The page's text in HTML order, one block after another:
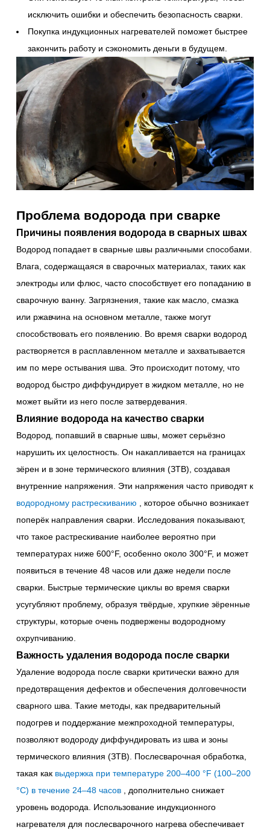
исключить ошибки и обеспечить безопасность сварки.
Покупка индукционных нагревателей поможет быстрее
закончить работу и сэкономить деньги в будущем.
Проблема водорода при сварке
Причины появления водорода в сварных швах
Водород попадает в сварные швы различными способами.
Влага, содержащаяся в сварочных материалах, таких как
электроды или флюс, часто способствует его попаданию в
сварочную ванну. Загрязнения, такие как масло, смазка
или ржавчина на основном металле, также могут
способствовать его появлению. Во время сварки водород
растворяется в расплавленном металле и захватывается
им по мере остывания шва. Это происходит потому, что
водород быстро диффундирует в жидком металле, но не
может выйти из него после затвердевания.
Влияние водорода на качество сварки
Водород, попавший в сварные швы, может серьёзно
нарушить их целостность. Он накапливается на границах
зёрен и в зоне термического влияния (ЗТВ), создавая
внутренние напряжения. Эти напряжения часто приводят к
водородному растрескиванию
, которое обычно возникает
поперёк направления сварки. Исследования показывают,
что такое растрескивание наиболее вероятно при
температурах ниже 600°F, особенно около 300°F, и может
появиться в течение 48 часов или даже недели после
сварки. Быстрые термические циклы во время сварки
усугубляют проблему, образуя твёрдые, хрупкие зёренные
структуры, которые очень подвержены водородному
охрупчиванию.
Важность удаления водорода после сварки
Удаление водорода после сварки критически важно для
предотвращения дефектов и обеспечения долговечности
сварного шва. Такие методы, как предварительный
подогрев и поддержание межпроходной температуры,
позволяют водороду диффундировать из шва и зоны
термического влияния (ЗТВ). Послесварочная обработка,
такая как выдержка при температуре 200–400 °F (100–200
°C) в течение 24–48 часов
, дополнительно снижает
уровень водорода. Использование индукционного
нагревателя для послесварочного нагрева обеспечивает